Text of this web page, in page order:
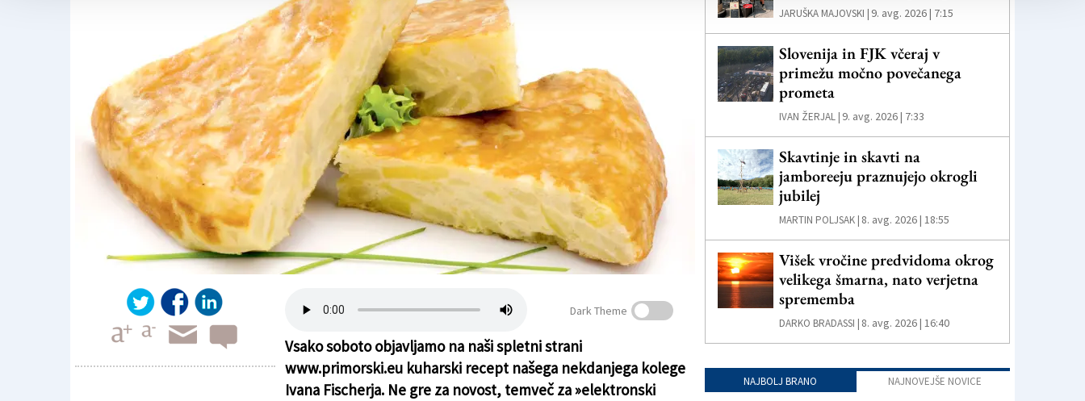
Dark Theme
Vsako soboto objavljamo na naši spletni strani
www.primorski.eu kuharski recept našega nekdanjega kolege
Ivana Fischerja. Ne gre za novost, temveč za »elektronski
JARUŠKA MAJOVSKI | 9. avg. 2026 | 7:15
Slovenija in FJK včeraj v
primežu močno povečanega
prometa
IVAN ŽERJAL | 9. avg. 2026 | 7:33
Skavtinje in skavti na
jamboreeju praznujejo okrogli
jubilej
MARTIN POLJSAK | 8. avg. 2026 | 18:55
Višek vročine predvidoma okrog
velikega šmarna, nato verjetna
sprememba
DARKO BRADASSI | 8. avg. 2026 | 16:40
NAJBOLJ BRANO NAJNOVEJŠE NOVICE